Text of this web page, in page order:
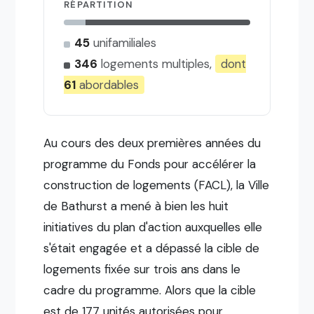
RÉPARTITION
45 unifamiliales
346 logements multiples,
dont
61 abordables
Au cours des deux premières années du
programme du Fonds pour accélérer la
construction de logements (FACL), la Ville
de Bathurst a mené à bien les huit
initiatives du plan d'action auxquelles elle
s'était engagée et a dépassé la cible de
logements fixée sur trois ans dans le
cadre du programme. Alors que la cible